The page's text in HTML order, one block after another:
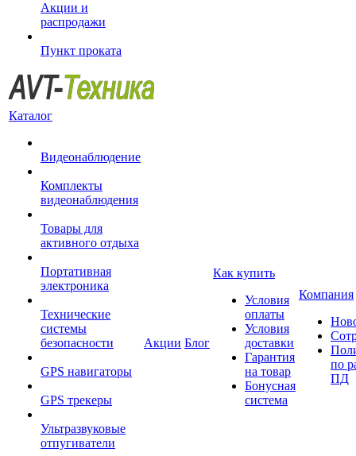
Акции и
распродажи
Пункт проката
Каталог
Видеонаблюдение
Комплекты
видеонаблюдения
Товары для
активного отдыха
Портативная
электроника
Технические
системы
безопасности
GPS навигаторы
GPS трекеры
Ультразвуковые
отпугиватели
Акции Блог
Как купить
Условия
оплаты
Условия
доставки
Гарантия
на товар
Бонусная
система
Компания
по
ПД